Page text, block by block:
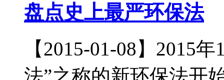
盘点史上最严环保法
【2015-01-08】2015
法”之称的新环保法开